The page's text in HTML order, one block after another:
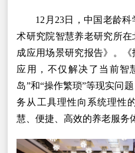
12月23日，中国老龄
术研究院智慧养老研究所
成应用场景研究报告》。
应用，不仅解决了当前智
岛”和“操作繁琐”等现实问
务从工具理性向系统理性
慧、便捷、高效的养老服务